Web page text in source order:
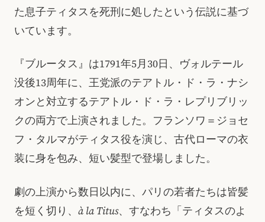
た息子ティタスを死刑に処したという伝説に基づ
いています。
『ブルータス』は1791年5月30日、ヴォルテール
没後13周年に、王党派のテアトル・ド・ラ・ナシ
オンと対立するテアトル・ド・ラ・レプリブリッ
クの両方で上演されました。フランソワ＝ジョセ
フ・タルマがティタス役を演じ、古代ローマの衣
装に身を包み、短い髪型で登場しました。
劇の上演から数日以内に、パリの若者たちは皆髪
を短く切り、 à la Titus、すなわち「ティタスのよ